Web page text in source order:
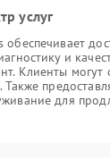
услуг
и
Клиенты могут
для